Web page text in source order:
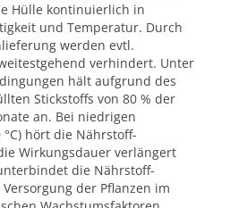
Hülle kontinuierlich in
und Temperatur. Durch
werden evtl.
verhindert. Unter
hält aufgrund des
Stickstoffs von 80 % der
an. Bei niedrigen
hört die Nährstoff-
Wirkungsdauer verlängert
die Nährstoff-
der Pflanzen im